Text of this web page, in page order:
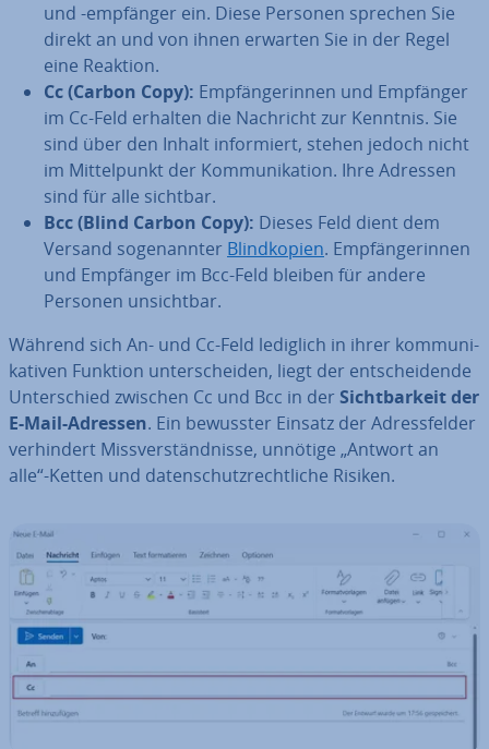
und -empfänger ein. Diese Personen sprechen Sie
direkt an und von ihnen erwarten Sie in der Regel
eine Reaktion.
Cc (Carbon Copy): Emp­fän­ge­rin­nen und Empfänger
im Cc-Feld erhalten die Nachricht zur Kenntnis. Sie
sind über den Inhalt in­for­miert, stehen jedoch nicht
im Mit­tel­punkt der Kom­mu­ni­ka­ti­on. Ihre Adressen
sind für alle sichtbar.
Bcc (Blind Carbon Copy): Dieses Feld dient dem
Versand so­ge­nann­ter Blind­ko­pien. Emp­fän­ge­rin­nen
und Empfänger im Bcc-Feld bleiben für andere
Personen un­sicht­bar.
Während sich An- und Cc-Feld lediglich in ihrer kom­mu­ni­
ka­ti­ven Funktion un­ter­schei­den, liegt der ent­schei­den­de
Un­ter­schied zwischen Cc und Bcc in der Sicht­bar­keit der
E-Mail-Adressen. Ein bewusster Einsatz der Adress­fel­der
ver­hin­dert Miss­ver­ständ­nis­se, unnötige „Antwort an
alle“-Ketten und da­ten­schutz­recht­li­che Risiken.